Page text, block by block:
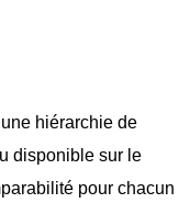
une hiérarchie de
disponible sur le
pour chacun